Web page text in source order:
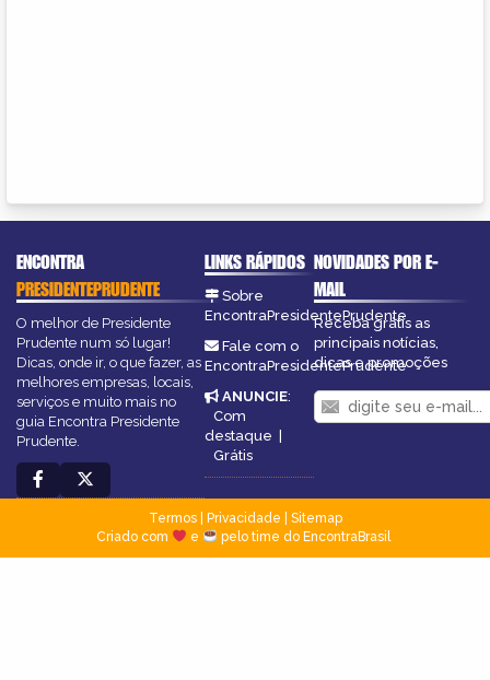
ENCONTRA
PRESIDENTEPRUDENTE
O melhor de Presidente
Prudente num só lugar!
Dicas, onde ir, o que fazer, as
melhores empresas, locais,
serviços e muito mais no
guia Encontra Presidente
Prudente.
LINKS RÁPIDOS
Sobre
EncontraPresidentePrudente
Fale com o
EncontraPresidentePrudente
ANUNCIE:
Com
destaque |
Grátis
NOVIDADES POR E-
MAIL
Receba grátis as
principais notícias,
dicas e promoções
Termos| Privacidade
Sitemap
Criado com
e pelo time do EncontraBrasil